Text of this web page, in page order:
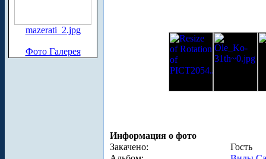
mazerati_2.jpg
Фото Галерея
Информация о фото
Закачено:
Гость